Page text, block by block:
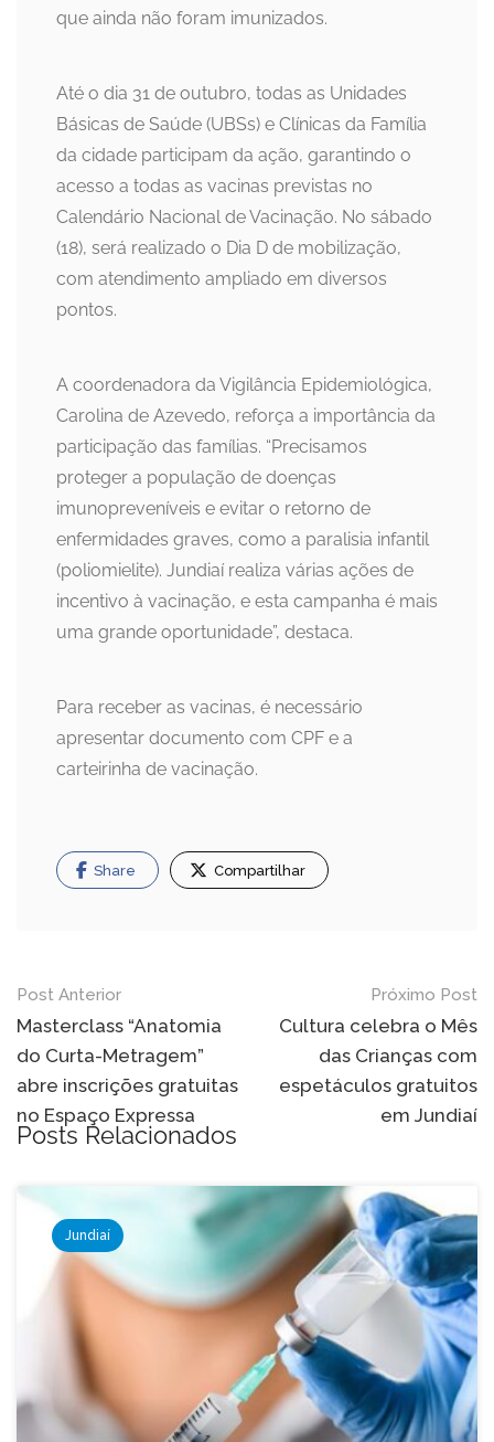
que ainda não foram imunizados.
Até o dia 31 de outubro, todas as Unidades
Básicas de Saúde (UBSs) e Clínicas da Família
da cidade participam da ação, garantindo o
acesso a todas as vacinas previstas no
Calendário Nacional de Vacinação. No sábado
(18), será realizado o Dia D de mobilização,
com atendimento ampliado em diversos
pontos.
A coordenadora da Vigilância Epidemiológica,
Carolina de Azevedo, reforça a importância da
participação das famílias. “Precisamos
proteger a população de doenças
imunopreveníveis e evitar o retorno de
enfermidades graves, como a paralisia infantil
(poliomielite). Jundiaí realiza várias ações de
incentivo à vacinação, e esta campanha é mais
uma grande oportunidade”, destaca.
Para receber as vacinas, é necessário
apresentar documento com CPF e a
carteirinha de vacinação.
Share Compartilhar
Navegação
de
Post
Post Anterior
Masterclass “Anatomia
do Curta-Metragem”
abre inscrições gratuitas
no Espaço Expressa
Próximo Post
Cultura celebra o Mês
das Crianças com
espetáculos gratuitos
em Jundiaí
Posts Relacionados
Jundiaí